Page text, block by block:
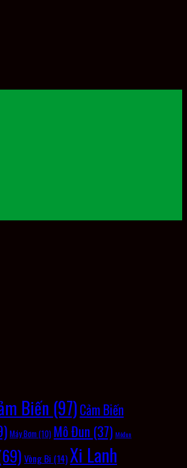
Biến (97)Cảm Biến
Máy Bơm(10) Mô Đun (37) Môđun
Vòng Bi (14)Xi Lanh